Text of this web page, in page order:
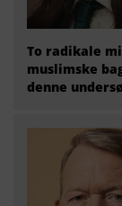
To radikale
muslimske
denne